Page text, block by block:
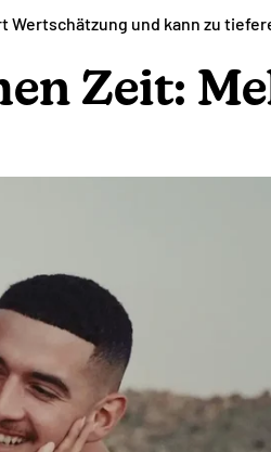
Wertschätzung und kann zu
Zeit: